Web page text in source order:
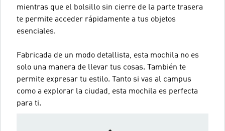
mientras que el bolsillo sin cierre de la parte trasera
te permite acceder rápidamente a tus objetos
esenciales.
Fabricada de un modo detallista, esta mochila no es
solo una manera de llevar tus cosas. También te
permite expresar tu estilo. Tanto si vas al campus
como a explorar la ciudad, esta mochila es perfecta
para ti.